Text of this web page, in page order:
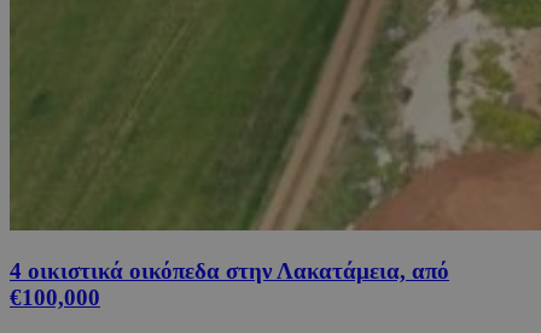
4 οικιστικά οικόπεδα στην Λακατάμεια, από
€100,000